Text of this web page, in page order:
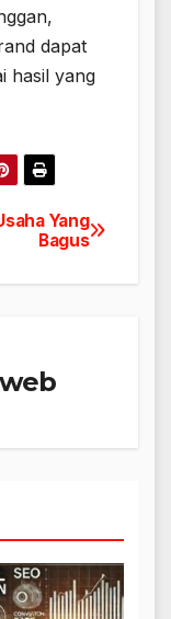
dapat
hasil yang
Yang
Bagus